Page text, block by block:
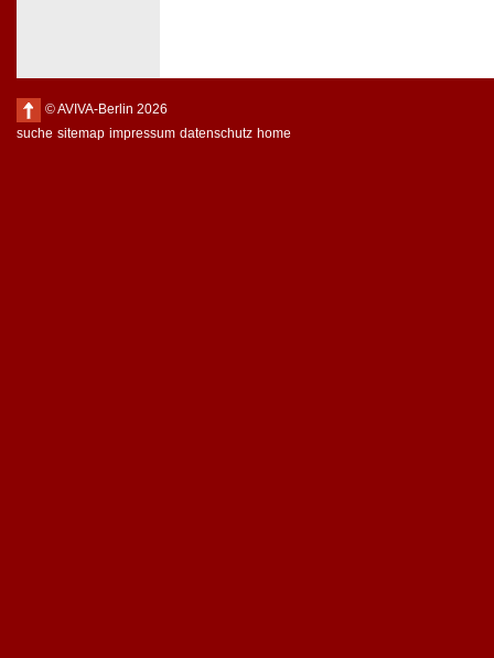
© AVIVA-Berlin 2026
suche sitemap impressum datenschutz home